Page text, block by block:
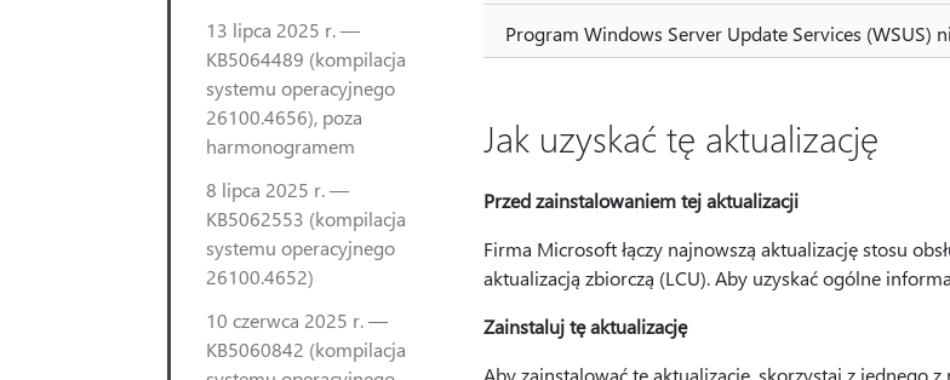
13 lipca 2025 r. —
KB5064489 (kompilacja
systemu operacyjnego
26100.4656), poza
harmonogramem
8 lipca 2025 r. —
KB5062553 (kompilacja
systemu operacyjnego
26100.4652)
10 czerwca 2025 r. —
KB5060842 (kompilacja
Program Windows Server Update Services (WSUS)
Jak uzyskać tę aktualizację
Przed zainstalowaniem tej aktualizacji
Firma Microsoft łączy najnowszą aktualizację stosu
aktualizacją zbiorczą (LCU). Aby uzyskać ogólne
Zainstaluj tę aktualizację
Aby zainstalować tę aktualizację, skorzystaj z jednego